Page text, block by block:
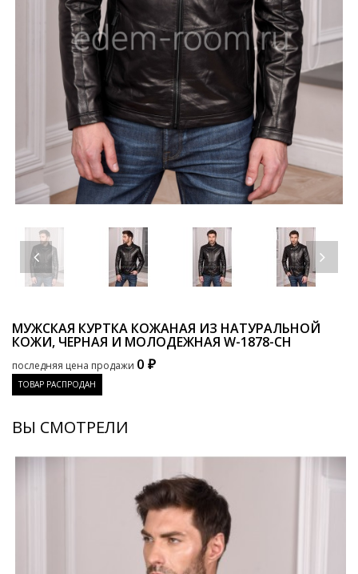
МУЖСКАЯ КУРТКА КОЖАНАЯ ИЗ НАТУРАЛЬНОЙ
КОЖИ, ЧЕРНАЯ И МОЛОДЕЖНАЯ W-1878-CH
последняя цена продажи 0 ₽
ТОВАР РАСПРОДАН
ВЫ СМОТРЕЛИ